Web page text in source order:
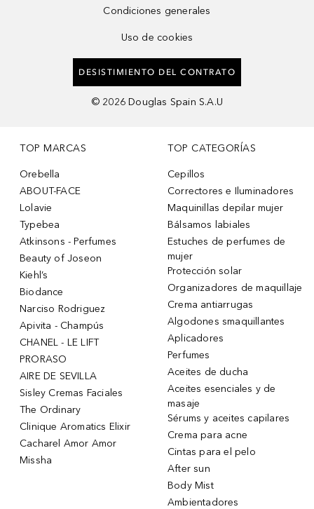
Condiciones generales
Uso de cookies
DESISTIMIENTO DEL CONTRATO
© 2026 Douglas Spain S.A.U
TOP MARCAS
Orebella
ABOUT-FACE
Lolavie
Typebea
Atkinsons - Perfumes
Beauty of Joseon
Kiehl’s
Biodance
Narciso Rodriguez
Apivita - Champús
CHANEL - LE LIFT
PRORASO
AIRE DE SEVILLA
Sisley Cremas Faciales
The Ordinary
Clinique Aromatics Elixir
Cacharel Amor Amor
Missha
TOP CATEGORÍAS
Cepillos
Correctores e Iluminadores
Maquinillas depilar mujer
Bálsamos labiales
Estuches de perfumes de
mujer
Protección solar
Organizadores de maquillaje
Crema antiarrugas
Algodones smaquillantes
Aplicadores
Perfumes
Aceites de ducha
Aceites esenciales y de
masaje
Sérums y aceites capilares
Crema para acne
Cintas para el pelo
After sun
Body Mist
Ambientadores